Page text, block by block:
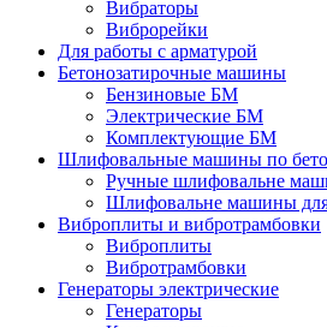
Вибраторы
Виброрейки
Для работы с арматурой
Бетонозатирочные машины
Бензиновые БМ
Электрические БМ
Комплектующие БМ
Шлифовальные машины по
Ручные шлифовальне
Шлифовальне машины
Виброплиты и вибротрамбовки
Виброплиты
Вибротрамбовки
Генераторы электрические
Генераторы